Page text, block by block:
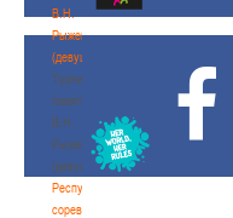
В.Н.
Рыженкова
(девушки)
Турнир
памяти
В.Н.
Рыженкова
(девушки)
Республиканские
соревнования